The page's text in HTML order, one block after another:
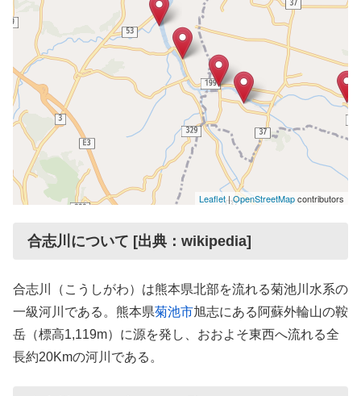
Leaflet|OpenStreetMapcontributors
合志川について [出典：wikipedia]
合志川（こうしがわ）は熊本県北部を流れる菊池川水系の
一級河川である。熊本県菊池市旭志にある阿蘇外輪山の鞍
岳（標高1,119m）に源を発し、おおよそ東西へ流れる全
長約20Kmの河川である。